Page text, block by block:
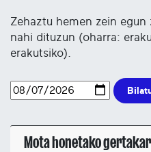
Zehaztu hemen zein egun
nahi dituzun (oharra:
erakutsiko).
Mota honetako